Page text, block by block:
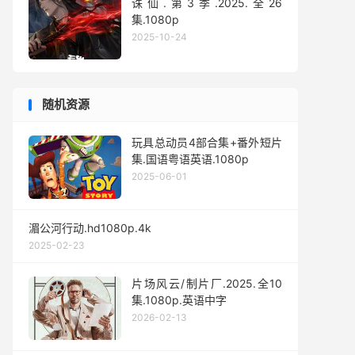
诛仙.第3季.2025.全26
集.1080p
2025-10-24
随机资源
玩具总动员4部合集+番外短片
集.国语粤语英语.1080p
2025-06-01
湄公河行动.hd1080p.4k
2025-02-23
片场风云/制片厂.2025.全10
集.1080p.英语中字
2026-02-13